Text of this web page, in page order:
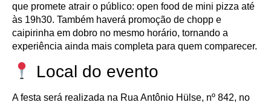
que promete atrair o público: open food de mini pizza até
às 19h30. Também haverá promoção de chopp e
caipirinha em dobro no mesmo horário, tornando a
experiência ainda mais completa para quem comparecer.
Local do evento
A festa será realizada na Rua Antônio Hülse, nº 842, no